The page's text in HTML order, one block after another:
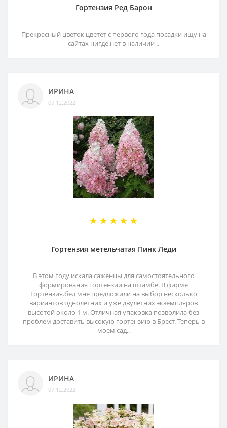
Гортензия Ред Барон
Прекрасный цветок цветет с первого года посадки ищу на
сайтах нигде нет в наличии ..
ИРИНА
07.12.2022
Гортензия метельчатая Пинк Леди
В этом году искала саженцы для самостоятельного
формирования гортензии на штамбе. В фирме
Гортензия.бел мне предложили на выбор несколько
вариантов однолетних и уже двулетних экземпляров
высотой около 1 м. Отличная упаковка позволила без
проблем доставить высокую гортензию в Брест. Теперь в
моем сад..
ИРИНА
07.12.2022